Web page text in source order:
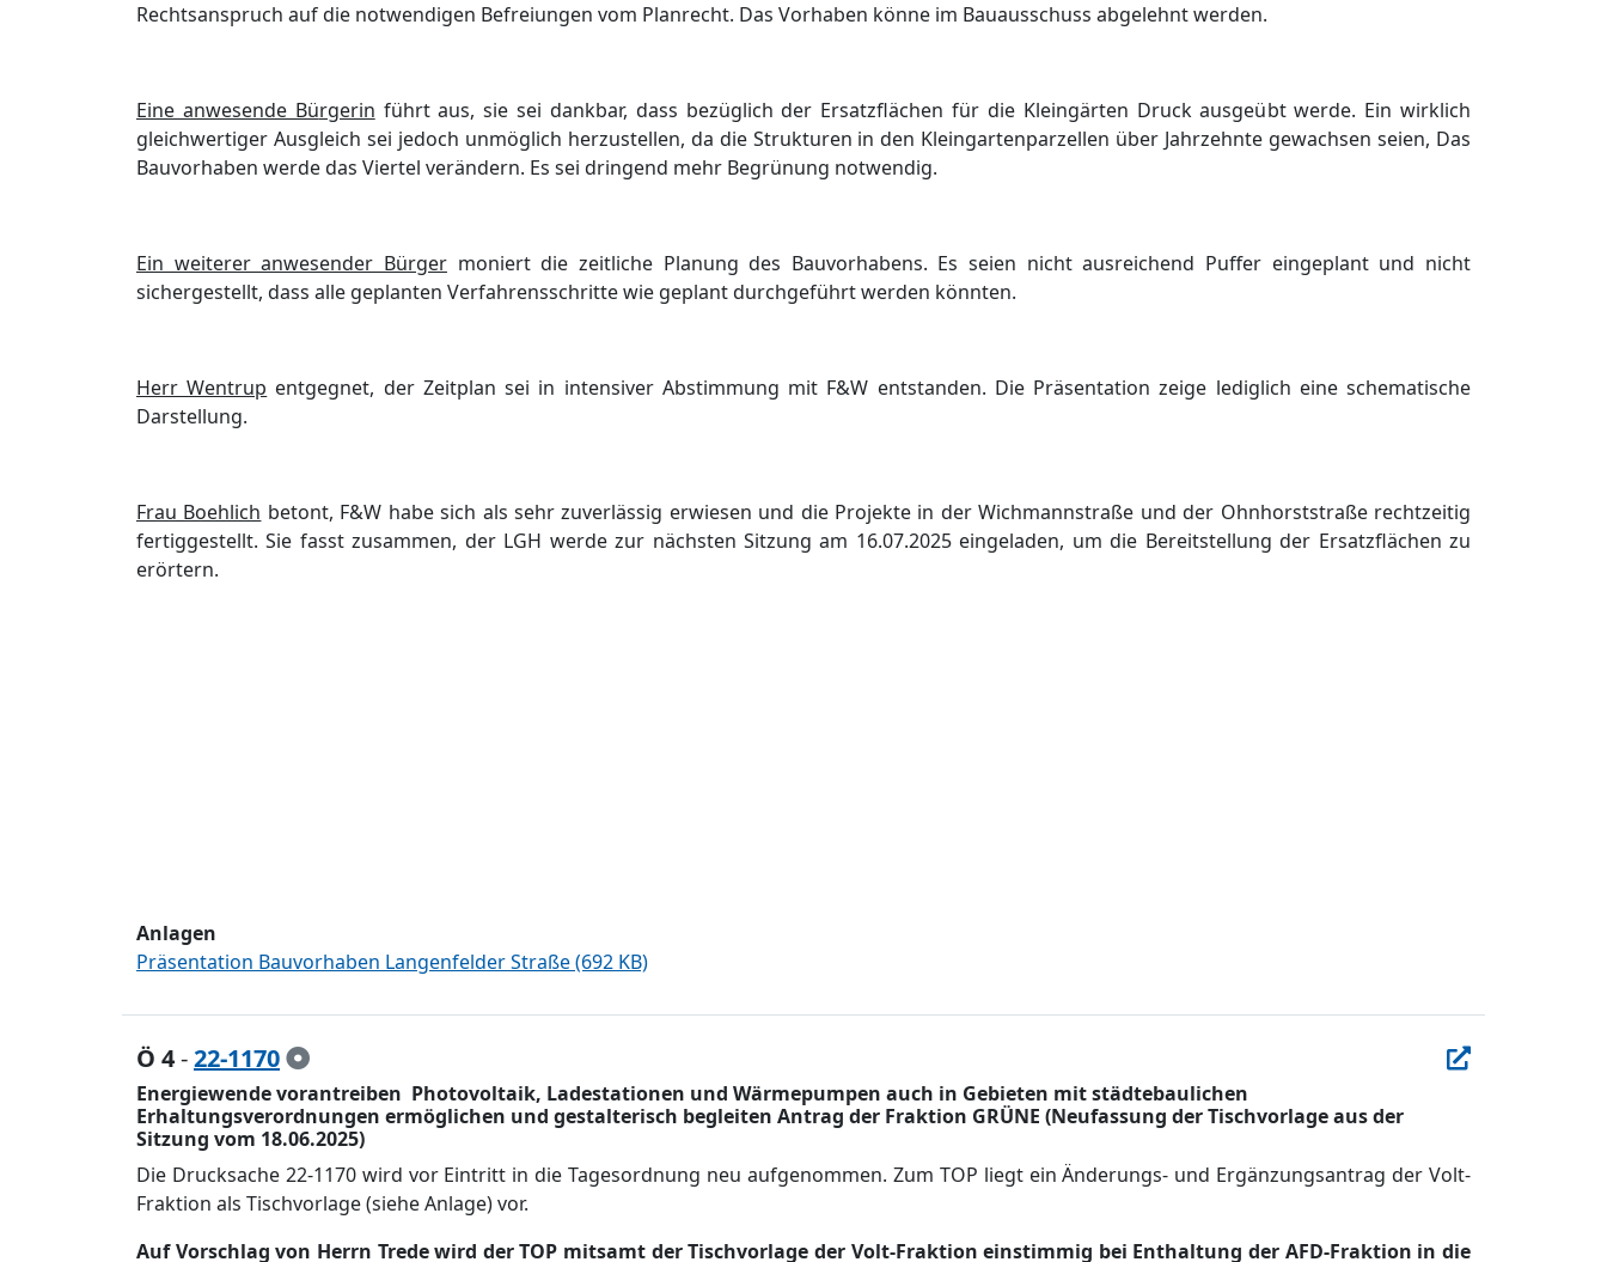
Rechtsanspruch auf die notwendigen Befreiungen vom Planrecht. Das Vorhaben könne im Bauausschuss abgelehnt werden.
Eine anwesende Bürgerin führt aus, sie sei dankbar, dass bezüglich der Ersatzflächen für die Kleingärten Druck ausgeübt werde. Ein wirklich
gleichwertiger Ausgleich sei jedoch unmöglich herzustellen, da die Strukturen in den Kleingartenparzellen über Jahrzehnte gewachsen seien, Das
Bauvorhaben werde das Viertel verändern. Es sei dringend mehr Begrünung notwendig.
Ein weiterer anwesender Bürgermoniert die zeitliche Planung des Bauvorhabens. Es seien nicht ausreichend Puffer eingeplant und nicht
sichergestellt, dass alle geplanten Verfahrensschritte wie geplant durchgeführt werden könnten.
Herr Wentrup entgegnet, der Zeitplan sei in intensiver Abstimmung mit F&W entstanden. Die Präsentation zeige lediglich eine schematische
Darstellung.
Frau Boehlich betont, F&W habe sich als sehr zuverlässig erwiesen und die Projekte in der Wichmannstraße und der Ohnhorststraße rechtzeitig
fertiggestellt. Sie fasst zusammen, der LGH werde zur nächsten Sitzung am 16.07.2025 eingeladen, um die Bereitstellung der Ersatzflächen zu
erörtern.
Anlagen
Präsentation Bauvorhaben Langenfelder Straße (692 KB)
Ö 4-22-1170
Energiewende vorantreiben  Photovoltaik, Ladestationen und Wärmepumpen auch in Gebieten mit städtebaulichen
Erhaltungsverordnungen ermöglichen und gestalterisch begleiten Antrag der Fraktion GRÜNE (Neufassung der Tischvorlage aus der
Sitzung vom 18.06.2025)
Die Drucksache 22-1170 wird vor Eintritt in die Tagesordnung neu aufgenommen. Zum TOP liegt ein Änderungs- und Ergänzungsantrag der Volt-
Fraktion als Tischvorlage (siehe Anlage) vor.
Auf Vorschlag von Herrn Trede wird der TOP mitsamt der Tischvorlage der Volt-Fraktion einstimmig bei Enthaltung der AFD-Fraktion in die